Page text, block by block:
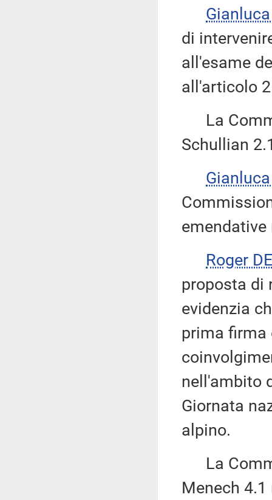
di
all'esame
all'articolo
La
Schullian
Roger
proposta di
evidenzia
prima firma
nell'ambito
Giornata
alpino.
La
Menech